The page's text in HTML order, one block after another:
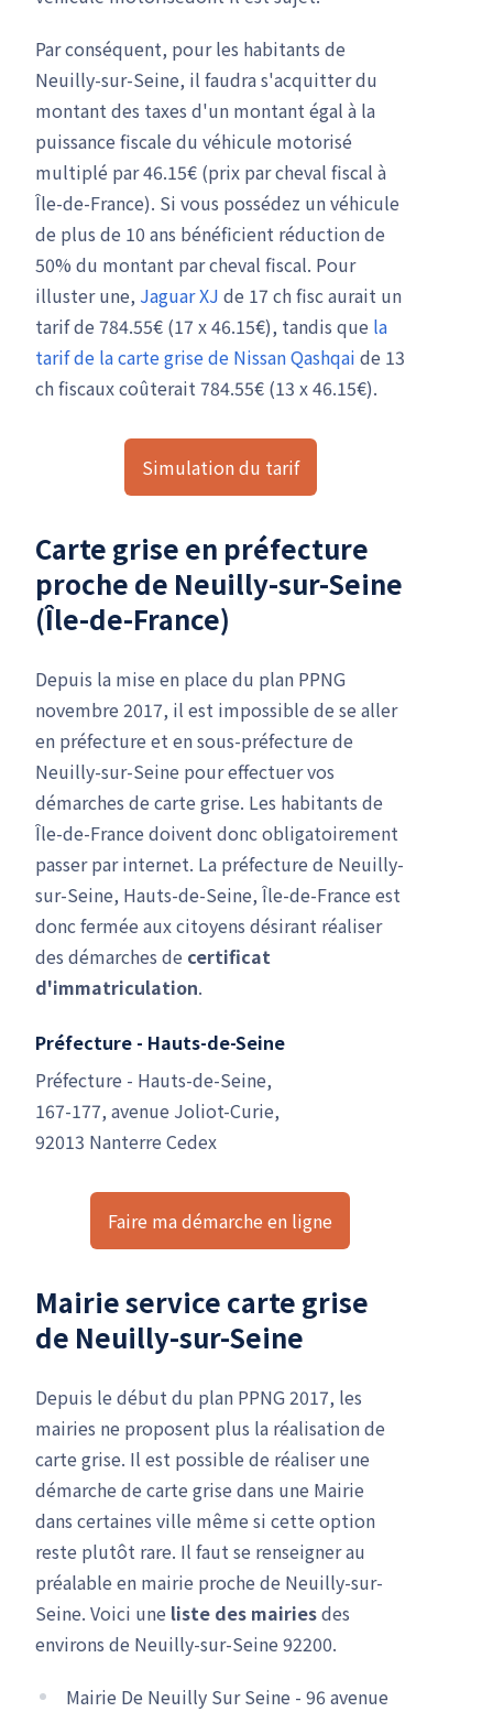
Par conséquent, pour les habitants de
Neuilly-sur-Seine, il faudra s'acquitter du
montant des taxes d'un montant égal à la
puissance fiscale du véhicule motorisé
multiplé par 46.15€ (prix par cheval fiscal à
Île-de-France). Si vous possédez un véhicule
de plus de 10 ans bénéficient réduction de
50% du montant par cheval fiscal. Pour
illuster une, Jaguar XJ de 17 ch fisc aurait un
tarif de 784.55€ (17 x 46.15€), tandis que la
tarif de la carte grise de Nissan Qashqai de 13
ch fiscaux coûterait 784.55€ (13 x 46.15€).
Simulation du tarif
Carte grise en préfecture
proche de Neuilly-sur-Seine
(Île-de-France)
Depuis la mise en place du plan PPNG
novembre 2017, il est impossible de se aller
en préfecture et en sous-préfecture de
Neuilly-sur-Seine pour effectuer vos
démarches de carte grise. Les habitants de
Île-de-France doivent donc obligatoirement
passer par internet. La préfecture de Neuilly-
sur-Seine, Hauts-de-Seine, Île-de-France est
donc fermée aux citoyens désirant réaliser
des démarches de certificat
d'immatriculation.
Préfecture - Hauts-de-Seine
Préfecture - Hauts-de-Seine,
167-177, avenue Joliot-Curie,
92013 Nanterre Cedex
Faire ma démarche en ligne
Mairie service carte grise
de Neuilly-sur-Seine
Depuis le début du plan PPNG 2017, les
mairies ne proposent plus la réalisation de
carte grise. Il est possible de réaliser une
démarche de carte grise dans une Mairie
dans certaines ville même si cette option
reste plutôt rare. Il faut se renseigner au
préalable en mairie proche de Neuilly-sur-
Seine. Voici une liste des mairiesdes
environs de Neuilly-sur-Seine 92200.
Mairie De Neuilly Sur Seine - 96 avenue